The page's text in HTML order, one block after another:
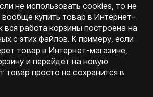
не использовать cookies, то не
купить товар в Интернет-
вся работа корзины построена на
с этих файлов. К примеру, если
товар в Интернет-магазине,
и перейдет на новую
товар просто не сохранится в